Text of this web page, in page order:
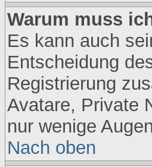
Warum muss
Es kann auch
Entscheidung
Registrierung
Avatare, Private
nur wenige
Nach oben